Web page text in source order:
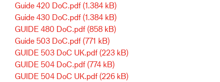
Guide 420 DoC.pdf (1.384 kB)
Guide 430 DoC.pdf (1.384 kB)
GUIDE 480 DoC.pdf (858 kB)
Guide 503 DoC.pdf (771 kB)
GUIDE 503 DoC UK.pdf (223 kB)
GUIDE 504 DoC.pdf (774 kB)
GUIDE 504 DoC UK.pdf (226 kB)